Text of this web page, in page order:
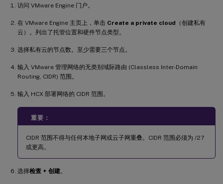
访问 VMware Engine 门户。
在 VMware Engine 主页上，单击 Create a private cloud （创建私有
云）。列出了托管位置和硬件节点类型。
选择私有云的节点数。至少需要三个节点。
输入 VMware 管理网络的无类别域际路由 (Classless Inter-Domain
Routing, CIDR) 范围。
输入 HCX 部署网络的 CIDR 范围。
重要：
CIDR 范围不得与任何本地子网或云子网重叠。CIDR 范围必须为 /27
或更高。
选择检查 + 创建。